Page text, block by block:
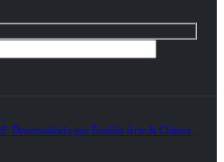
Desenvolvido por Estúdio Arte & Cultura.